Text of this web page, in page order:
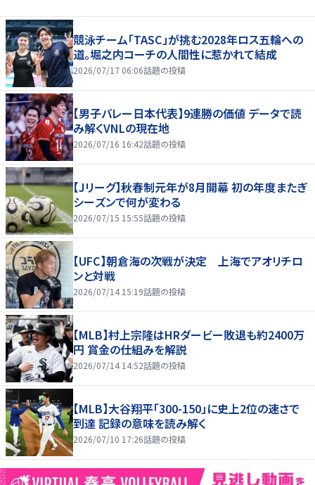
競泳チーム「TASC」が挑む2028年ロス五輪への
道。堀之内コーチの人間性に惹かれて結成
2026/07/17 06:06話題の投稿
【男子バレー日本代表】9連勝の価値 データで読
み解くVNLの現在地
2026/07/16 16:42話題の投稿
【Jリーグ】秋春制元年が8月開幕 初の年度またぎ
シーズンで何が変わる
2026/07/15 15:55話題の投稿
【UFC】朝倉海の次戦が決定 上海でアオリチロ
ンと対戦
2026/07/14 15:19話題の投稿
【MLB】村上宗隆はHRダービー敗退も約2400万
円 賞金の仕組みを解説
2026/07/14 14:52話題の投稿
【MLB】大谷翔平「300-150」に史上2位の速さで
到達 記録の意味を読み解く
2026/07/10 17:26話題の投稿